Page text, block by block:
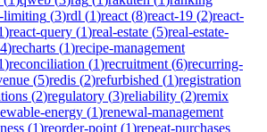
limiting (3)rdl (1)react (8)react-19 (2)react-
)react-query (1)real-estate (5)real-estate-
4)recharts (1)recipe-management
)reconciliation (1)recruitment (6)recurring-
(5)redis (2)refurbished (1)registration
(2)regulatory (3)reliability (2)remix
energy (1)renewal-management
(1)reorder-point (1)repeat-purchases